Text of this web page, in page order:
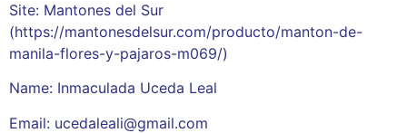
Site: Mantones del Sur
(https://mantonesdelsur.com/producto/manton-de-
manila-flores-y-pajaros-m069/)
Name: Inmaculada Uceda Leal
Email: ucedaleali@gmail.com